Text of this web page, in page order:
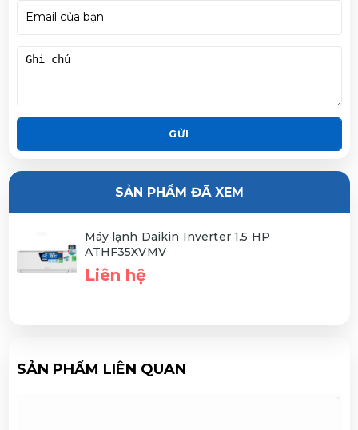
GỬI
SẢN PHẨM ĐÃ XEM
Máy lạnh Daikin Inverter 1.5 HP
ATHF35XVMV
Liên hệ
SẢN PHẨM LIÊN QUAN